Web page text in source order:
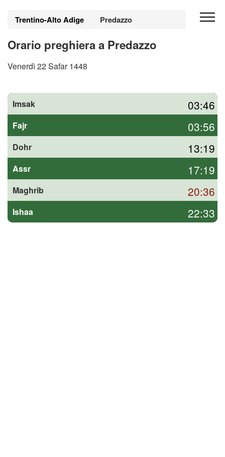
Trentino-Alto Adige Predazzo
Orario preghiera a Predazzo
Venerdì 22 Safar 1448
Imsak 03:46
Fajr 03:56
Dohr 13:19
Assr 17:19
Maghrib 20:36
Ishaa 22:33